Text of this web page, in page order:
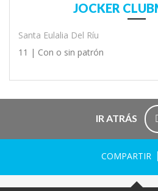
JOCKER
Santa Eulalia Del Ríu
11 | Con o sin patrón
IR ATRÁS
COMPARTIR